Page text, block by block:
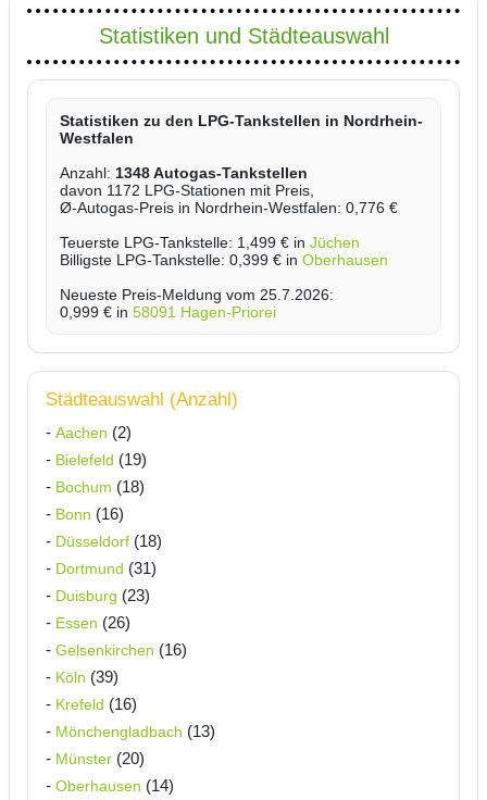
Statistiken und Städteauswahl
Statistiken zu den LPG-Tankstellen in Nordrhein-
Westfalen
Anzahl: 1348 Autogas-Tankstellen
davon 1172 LPG-Stationen mit Preis,
Ø-Autogas-Preis in Nordrhein-Westfalen: 0,776 €
Teuerste LPG-Tankstelle: 1,499 € in Jüchen
Billigste LPG-Tankstelle: 0,399 € in Oberhausen
Neueste Preis-Meldung vom 25.7.2026:
0,999 € in 58091 Hagen-Priorei
Städteauswahl (Anzahl)
- Aachen (2)
- Bielefeld (19)
- Bochum (18)
- Bonn (16)
- Düsseldorf (18)
- Dortmund (31)
- Duisburg (23)
- Essen (26)
- Gelsenkirchen (16)
- Köln (39)
- Krefeld (16)
- Mönchengladbach (13)
- Münster (20)
- Oberhausen (14)